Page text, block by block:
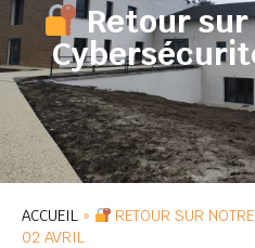
Retour
ACCUEIL »
RETOUR SUR
02 AVRIL